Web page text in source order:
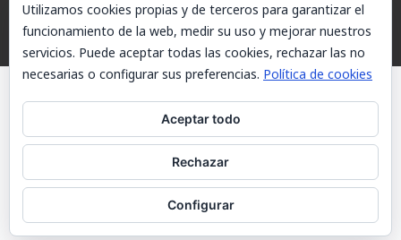
© AKETXE Consulting, S.L. - Este sitio web utiliza cookies, consulte
nuestra Política de cookies.
Política de cookies
Contacto
Utilizamos cookies propias y de terceros para garantizar el
funcionamiento de la web, medir su uso y mejorar nuestros
servicios. Puede aceptar todas las cookies, rechazar las no
necesarias o configurar sus preferencias. Política de cookies
Aceptar todo
Rechazar
Configurar